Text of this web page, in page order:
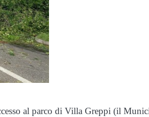
al parco di Villa Greppi (il